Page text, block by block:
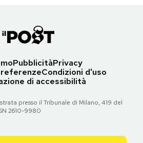
PubblicitàPrivacy
Condizioni d'uso
di accessibilità
presso il Tribunale di Milano, 419 del
2610-9980